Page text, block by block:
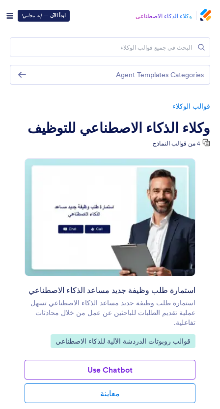
وكلاء الذكاء الاصطناعي ابدأ الآن —إنه مجاني!
قوالب الوكلاء
وكلاء الذكاء الاصطناعي للتوظيف
4 من قوالب النماذج
استمارة طلب وظيفة جديد مساعد الذكاء الاصطناعي
استمارة طلب وظيفة جديد مساعد الذكاء الاصطناعي تسهل
عملية تقديم الطلبات للباحثين عن عمل من خلال محادثات
تفاعلية.
انتقل إلى الفئة:
قوالب روبوتات الدردشة الآلية للذكاء الاصطناعي
Use Chatbot
معاينة
Agent Templates Categories